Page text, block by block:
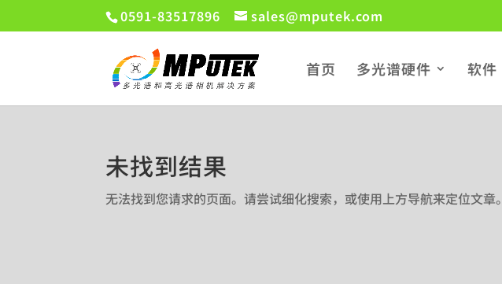
0591-83517896 sales@mputek.com
首页 多光谱硬件 软件
未找到结果
无法找到您请求的页面。请尝试细化搜索，或使用上方导航来定位文章。